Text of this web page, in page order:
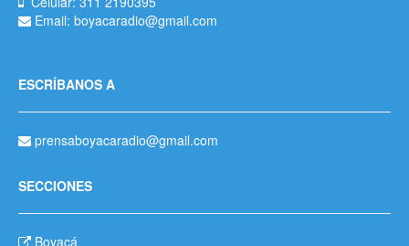
Email: boyacaradio@gmail.com
ESCRÍBANOS A
prensaboyacaradio@gmail.com
SECCIONES
Boyacá